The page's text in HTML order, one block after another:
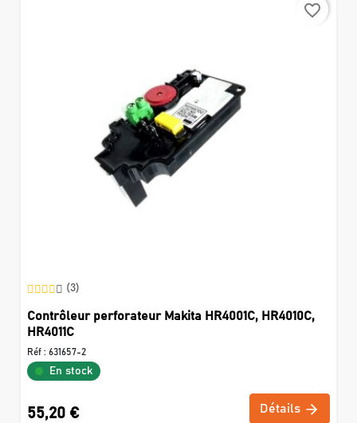
favorite_border
(3)
Contrôleur perforateur Makita HR4001C, HR4010C,
HR4011C
Réf : 631657-2
En stock
55,20 € Détails